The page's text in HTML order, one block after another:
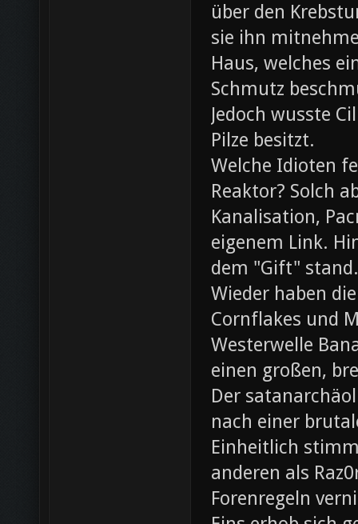
über den
sie ihn
Haus, welches
Schmutz
Jedoch wusste
Pilze besitzt.
Welche Idioten
Reaktor? Solch
Kanalisation,
eigenem Link.
dem "Gift" stand.
Wieder haben
Cornflakes und
Westerwelle
einen großen,
Der
nach einer
Einheitlich
anderen als
Forenregeln